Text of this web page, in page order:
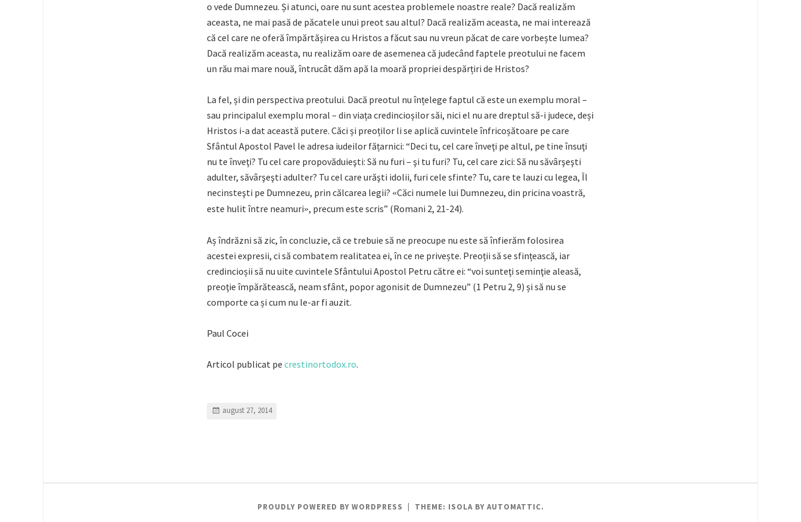
o vede Dumnezeu. Și atunci, oare nu sunt acestea problemele noastre reale? Dacă realizăm
aceasta, ne mai pasă de păcatele unui preot sau altul? Dacă realizăm aceasta, ne mai interează
că cel care ne oferă împărtășirea cu Hristos a făcut sau nu vreun păcat de care vorbește lumea?
Dacă realizăm aceasta, nu realizăm oare de asemenea că judecând faptele preotului ne facem
un rău mai mare nouă, întrucât dăm apă la moară propriei despărțiri de Hristos?
La fel, și din perspectiva preotului. Dacă preotul nu înțelege faptul că este un exemplu moral –
sau principalul exemplu moral – din viața credincioșilor săi, nici el nu are dreptul să-i judece, deși
Hristos i-a dat această putere. Căci și preoților li se aplică cuvintele înfricoșătoare pe care
Sfântul Apostol Pavel le adresa iudeilor fățarnici: “Deci tu, cel care înveţi pe altul, pe tine însuţi
nu te înveţi? Tu cel care propovăduieşti: Să nu furi – şi tu furi? Tu, cel care zici: Să nu săvârşeşti
adulter, săvârşeşti adulter? Tu cel care urăşti idolii, furi cele sfinte? Tu, care te lauzi cu legea, Îl
necinsteşti pe Dumnezeu, prin călcarea legii? «Căci numele lui Dumnezeu, din pricina voastră,
este hulit între neamuri», precum este scris” (Romani 2, 21-24).
Aș îndrăzni să zic, în concluzie, că ce trebuie să ne preocupe nu este să înfierăm folosirea
acestei expresii, ci să combatem realitatea ei, în ce ne privește. Preoții să se sfințească, iar
credincioșii să nu uite cuvintele Sfântului Apostol Petru către ei: “voi sunteţi seminţie aleasă,
preoţie împărătească, neam sfânt, popor agonisit de Dumnezeu” (1 Petru 2, 9) și să nu se
comporte ca și cum nu le-ar fi auzit.
Paul Cocei
Articol publicat pe crestinortodox.ro.
august 27, 2014
PROUDLY POWERED BY WORDPRESS THEME: ISOLA BY AUTOMATTIC.